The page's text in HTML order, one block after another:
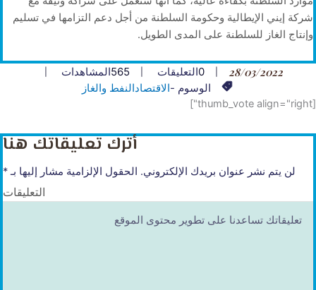
شركة إيني الإيطالية وحكومة السلطنة من أجل دعم التزامها في تسليم
وإنتاج الغاز للسلطنة على المدى الطويل.
28/03/2022
0التعليقات 565المشاهدات
الوسوم -الاقتصادالنفط والغاز
[thumb_vote align="right"]
أترك تعليقاتك هنا
لن يتم نشر عنوان بريدك الإلكتروني. الحقول الإلزامية مشار إليها بـ*
التعليقات